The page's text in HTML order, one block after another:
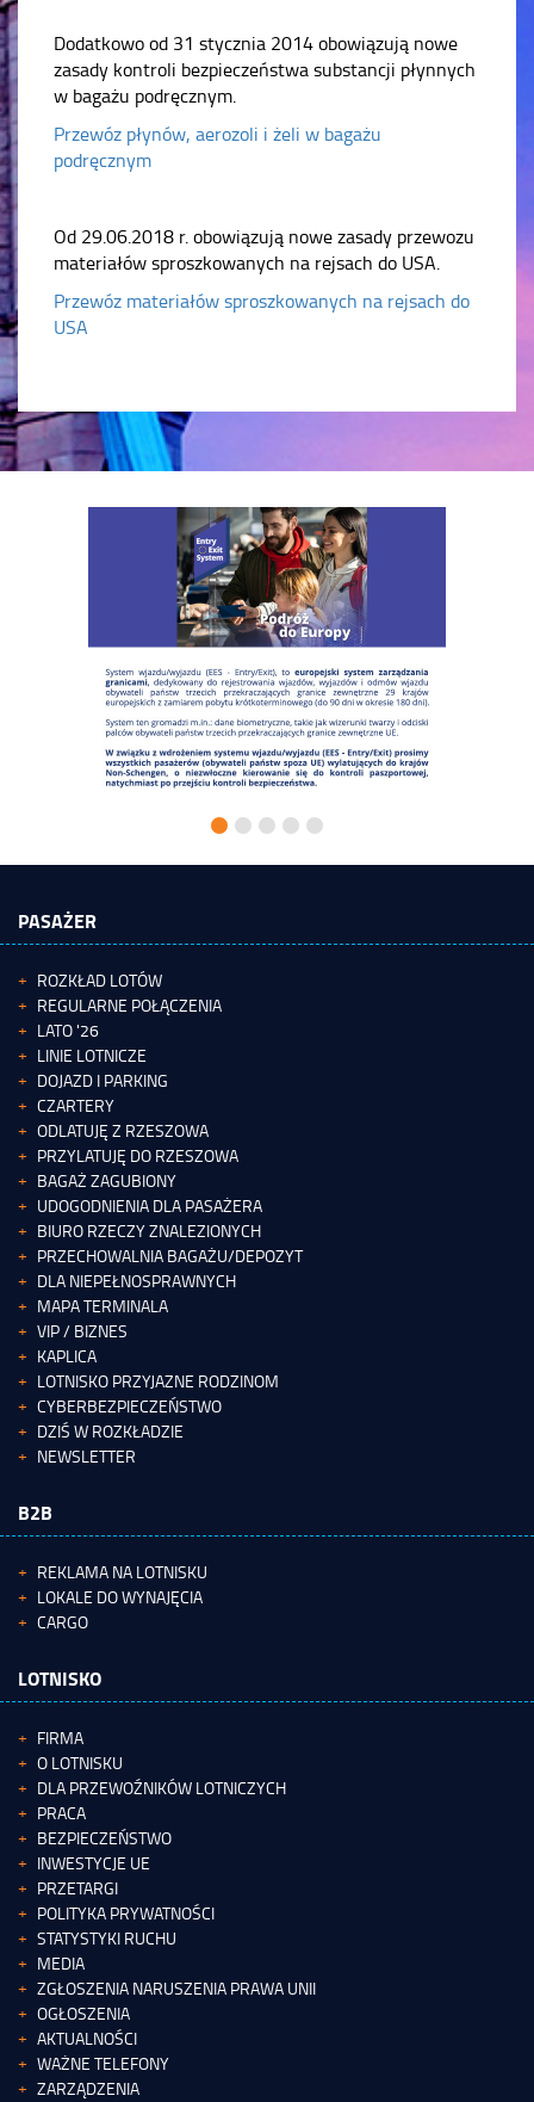
Dodatkowo od 31 stycznia 2014 obowiązują nowe
zasady kontroli bezpieczeństwa substancji płynnych
w bagażu podręcznym.
Przewóz płynów, aerozoli i żeli w bagażu
podręcznym
Od 29.06.2018 r. obowiązują nowe zasady przewozu
materiałów sproszkowanych na rejsach do USA.
Przewóz materiałów sproszkowanych na rejsach do
USA
PASAŻER
ROZKŁAD LOTÓW
REGULARNE POŁĄCZENIA
LATO '26
LINIE LOTNICZE
DOJAZD I PARKING
CZARTERY
ODLATUJĘ Z RZESZOWA
PRZYLATUJĘ DO RZESZOWA
BAGAŻ ZAGUBIONY
UDOGODNIENIA DLA PASAŻERA
BIURO RZECZY ZNALEZIONYCH
PRZECHOWALNIA BAGAŻU/DEPOZYT
DLA NIEPEŁNOSPRAWNYCH
MAPA TERMINALA
VIP / BIZNES
KAPLICA
LOTNISKO PRZYJAZNE RODZINOM
CYBERBEZPIECZEŃSTWO
DZIŚ W ROZKŁADZIE
NEWSLETTER
B2B
REKLAMA NA LOTNISKU
LOKALE DO WYNAJĘCIA
CARGO
LOTNISKO
FIRMA
O LOTNISKU
DLA PRZEWOŹNIKÓW LOTNICZYCH
PRACA
BEZPIECZEŃSTWO
INWESTYCJE UE
PRZETARGI
POLITYKA PRYWATNOŚCI
STATYSTYKI RUCHU
MEDIA
ZGŁOSZENIA NARUSZENIA PRAWA UNII
OGŁOSZENIA
AKTUALNOŚCI
WAŻNE TELEFONY
ZARZĄDZENIA